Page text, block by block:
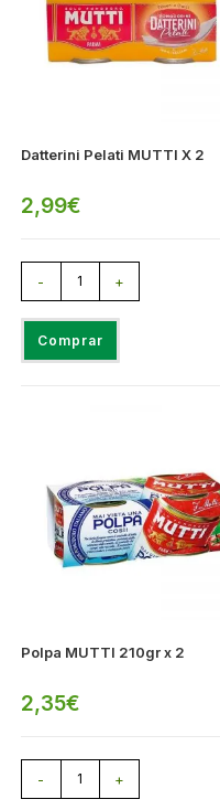
Datterini Pelati MUTTI X 2
2,99€
- +
Comprar
Polpa MUTTI 210gr x 2
2,35€
- +